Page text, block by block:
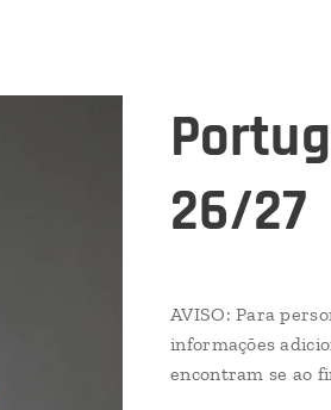
26/27
AVISO: Para
informações
encontram se ao